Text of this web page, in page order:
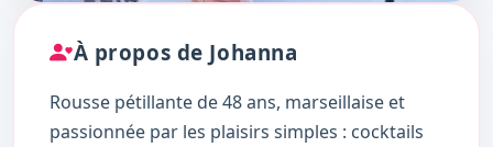
À propos de Johanna
Rousse pétillante de 48 ans, marseillaise et
passionnée par les plaisirs simples : cocktails